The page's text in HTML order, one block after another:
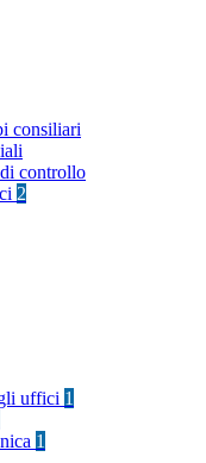
consiliari
controllo
2
uffici 1
1